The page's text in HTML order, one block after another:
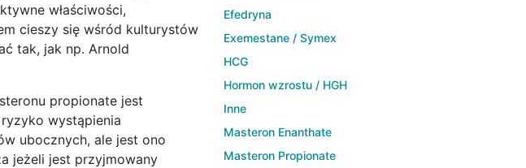
właściwości,
cieszy się wśród kulturystów
tak, jak np. Arnold
propionate jest
wystąpienia
ubocznych, ale jest ono
jeżeli jest przyjmowany
Efedryna
Exemestane / Symex
HCG
Hormon wzrostu / HGH
Inne
Masteron Enanthate
Masteron Propionate